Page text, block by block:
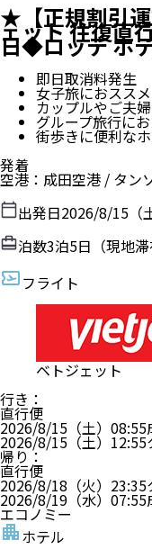
★【正規割引
ェット 往復直
日◆ロッテ ホ
即日取消料発生
女子旅におススメ
カップルやご夫
グループ旅行に
街歩きに便利な
発着
空港 ： 成田空港 / タン
出発日2026/8/15（
泊数3泊5日（現地滞
フライト
ベトジェット
行き ：
直行便
2026/8/15（土） 08:55
2026/8/15（土） 12:55
帰り ：
直行便
2026/8/18（火） 23:35
2026/8/19（水） 07:55
エコノミー
ホテル